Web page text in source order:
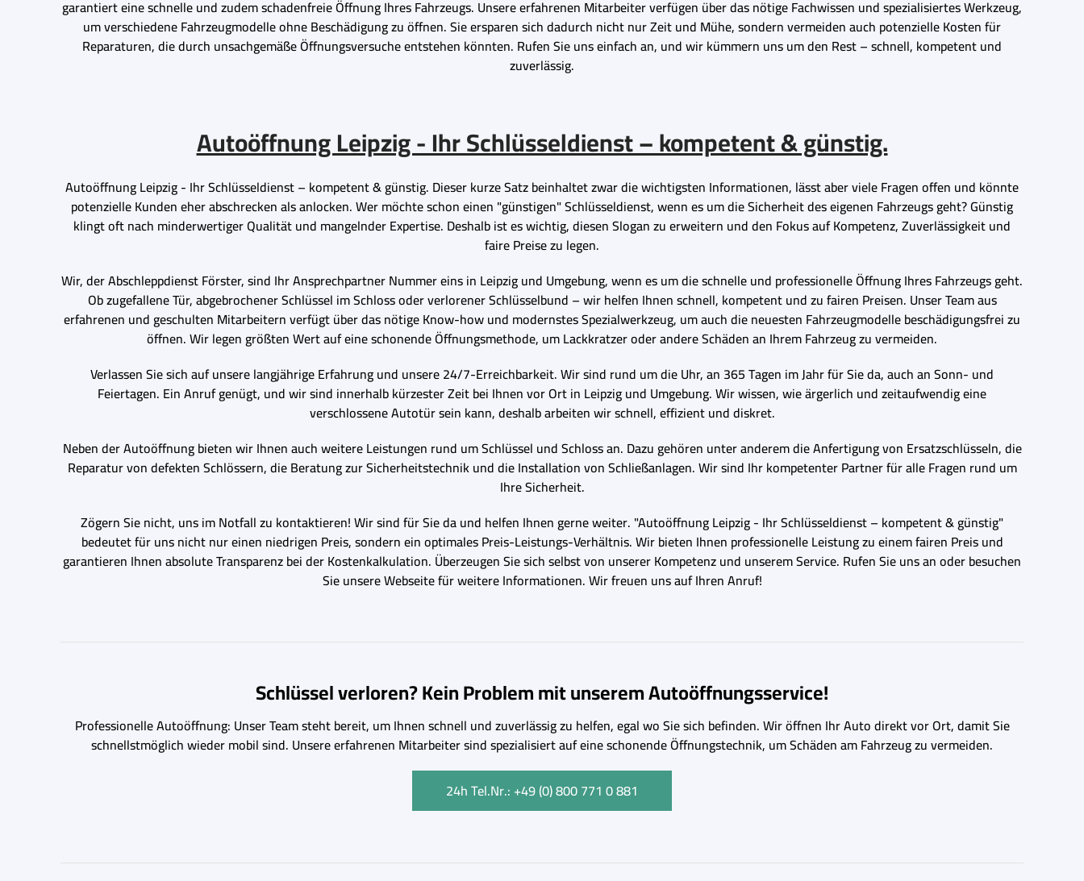
garantiert eine schnelle und zudem schadenfreie Öffnung Ihres Fahrzeugs. Unsere erfahrenen Mitarbeiter verfügen über das nötige Fachwissen und spezialisiertes Werkzeug,
um verschiedene Fahrzeugmodelle ohne Beschädigung zu öffnen. Sie ersparen sich dadurch nicht nur Zeit und Mühe, sondern vermeiden auch potenzielle Kosten für
Reparaturen, die durch unsachgemäße Öffnungsversuche entstehen könnten. Rufen Sie uns einfach an, und wir kümmern uns um den Rest – schnell, kompetent und
zuverlässig.
Autoöffnung Leipzig - Ihr Schlüsseldienst – kompetent & günstig.
Autoöffnung Leipzig - Ihr Schlüsseldienst – kompetent & günstig. Dieser kurze Satz beinhaltet zwar die wichtigsten Informationen, lässt aber viele Fragen offen und könnte
potenzielle Kunden eher abschrecken als anlocken. Wer möchte schon einen "günstigen" Schlüsseldienst, wenn es um die Sicherheit des eigenen Fahrzeugs geht? Günstig
klingt oft nach minderwertiger Qualität und mangelnder Expertise. Deshalb ist es wichtig, diesen Slogan zu erweitern und den Fokus auf Kompetenz, Zuverlässigkeit und
faire Preise zu legen.
Wir, der Abschleppdienst Förster, sind Ihr Ansprechpartner Nummer eins in Leipzig und Umgebung, wenn es um die schnelle und professionelle Öffnung Ihres Fahrzeugs geht.
Ob zugefallene Tür, abgebrochener Schlüssel im Schloss oder verlorener Schlüsselbund – wir helfen Ihnen schnell, kompetent und zu fairen Preisen. Unser Team aus
erfahrenen und geschulten Mitarbeitern verfügt über das nötige Know-how und modernstes Spezialwerkzeug, um auch die neuesten Fahrzeugmodelle beschädigungsfrei zu
öffnen. Wir legen größten Wert auf eine schonende Öffnungsmethode, um Lackkratzer oder andere Schäden an Ihrem Fahrzeug zu vermeiden.
Verlassen Sie sich auf unsere langjährige Erfahrung und unsere 24/7-Erreichbarkeit. Wir sind rund um die Uhr, an 365 Tagen im Jahr für Sie da, auch an Sonn- und
Feiertagen. Ein Anruf genügt, und wir sind innerhalb kürzester Zeit bei Ihnen vor Ort in Leipzig und Umgebung. Wir wissen, wie ärgerlich und zeitaufwendig eine
verschlossene Autotür sein kann, deshalb arbeiten wir schnell, effizient und diskret.
Neben der Autoöffnung bieten wir Ihnen auch weitere Leistungen rund um Schlüssel und Schloss an. Dazu gehören unter anderem die Anfertigung von Ersatzschlüsseln, die
Reparatur von defekten Schlössern, die Beratung zur Sicherheitstechnik und die Installation von Schließanlagen. Wir sind Ihr kompetenter Partner für alle Fragen rund um
Ihre Sicherheit.
Zögern Sie nicht, uns im Notfall zu kontaktieren! Wir sind für Sie da und helfen Ihnen gerne weiter. "Autoöffnung Leipzig - Ihr Schlüsseldienst – kompetent & günstig"
bedeutet für uns nicht nur einen niedrigen Preis, sondern ein optimales Preis-Leistungs-Verhältnis. Wir bieten Ihnen professionelle Leistung zu einem fairen Preis und
garantieren Ihnen absolute Transparenz bei der Kostenkalkulation. Überzeugen Sie sich selbst von unserer Kompetenz und unserem Service. Rufen Sie uns an oder besuchen
Sie unsere Webseite für weitere Informationen. Wir freuen uns auf Ihren Anruf!
Schlüssel verloren? Kein Problem mit unserem Autoöffnungsservice!
Professionelle Autoöffnung: Unser Team steht bereit, um Ihnen schnell und zuverlässig zu helfen, egal wo Sie sich befinden. Wir öffnen Ihr Auto direkt vor Ort, damit Sie
schnellstmöglich wieder mobil sind. Unsere erfahrenen Mitarbeiter sind spezialisiert auf eine schonende Öffnungstechnik, um Schäden am Fahrzeug zu vermeiden.
24h Tel.Nr.: +49 (0) 800 771 0 881